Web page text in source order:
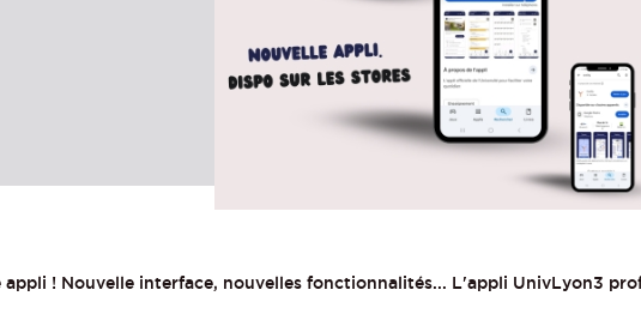
! Nouvelle interface, nouvelles fonctionnalités... L'appli UnivLyon3